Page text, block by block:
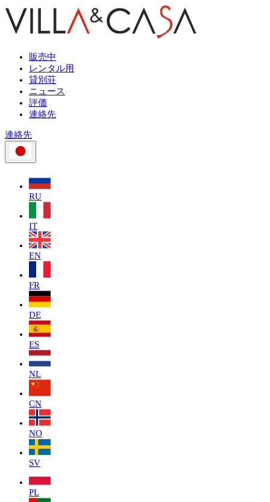
販売中
レンタル用
貸別荘
ニュース
評価
連絡先
連絡先
RU
IT
EN
FR
DE
ES
NL
CN
NO
SV
PL